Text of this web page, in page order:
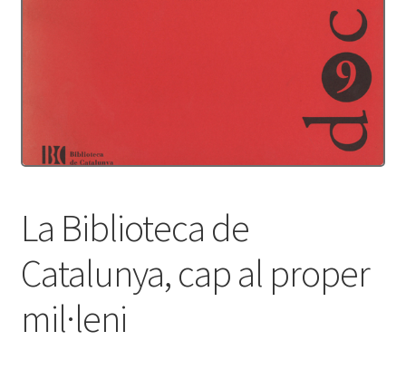
La Biblioteca de
Catalunya, cap al proper
mil·leni